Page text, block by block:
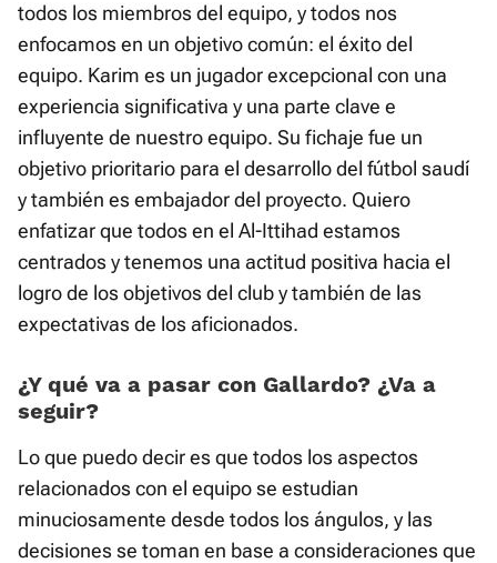
todos los miembros del equipo, y todos nos
enfocamos en un objetivo común: el éxito del
equipo. Karim es un jugador excepcional con una
experiencia significativa y una parte clave e
influyente de nuestro equipo. Su fichaje fue un
objetivo prioritario para el desarrollo del fútbol saudí
y también es embajador del proyecto. Quiero
enfatizar que todos en el Al-Ittihad estamos
centrados y tenemos una actitud positiva hacia el
logro de los objetivos del club y también de las
expectativas de los aficionados.
¿Y qué va a pasar con Gallardo? ¿Va a
seguir?
Lo que puedo decir es que todos los aspectos
relacionados con el equipo se estudian
minuciosamente desde todos los ángulos, y las
decisiones se toman en base a consideraciones que